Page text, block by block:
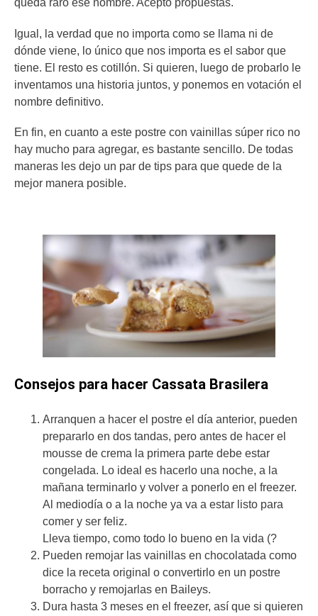
queda raro ese nombre. Acepto propuestas.
Igual, la verdad que no importa como se llama ni de
dónde viene, lo único que nos importa es el sabor que
tiene. El resto es cotillón. Si quieren, luego de probarlo le
inventamos una historia juntos, y ponemos en votación el
nombre definitivo.
En fin, en cuanto a este postre con vainillas súper rico no
hay mucho para agregar, es bastante sencillo. De todas
maneras les dejo un par de tips para que quede de la
mejor manera posible.
Consejos para hacer Cassata Brasilera
Arranquen a hacer el postre el día anterior, pueden
prepararlo en dos tandas, pero antes de hacer el
mousse de crema la primera parte debe estar
congelada. Lo ideal es hacerlo una noche, a la
mañana terminarlo y volver a ponerlo en el freezer.
Al mediodía o a la noche ya va a estar listo para
comer y ser feliz.
Lleva tiempo, como todo lo bueno en la vida (?
Pueden remojar las vainillas en chocolatada como
dice la receta original o convertirlo en un postre
borracho y remojarlas en Baileys.
Dura hasta 3 meses en el freezer, así que si quieren